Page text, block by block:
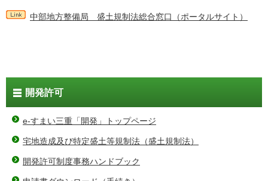
中部地方整備局 盛土規制法総合窓口（ポータルサイト）
開発許可
e-すまい三重「開発」トップページ
宅地造成及び特定盛土等規制法（盛土規制法）
開発許可制度事務ハンドブック